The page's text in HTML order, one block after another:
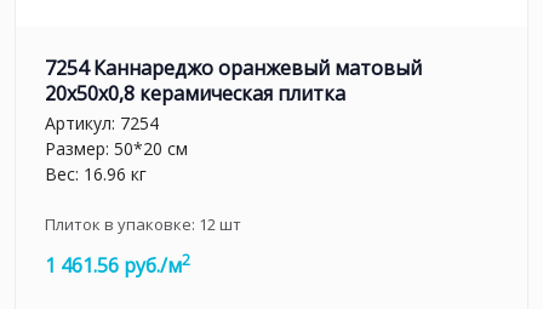
7254 Каннареджо оранжевый матовый
20x50x0,8 керамическая плитка
Артикул: 7254
Размер: 50*20 см
Вес: 16.96 кг
Плиток в упаковке: 12шт
1 461.56 руб./м2